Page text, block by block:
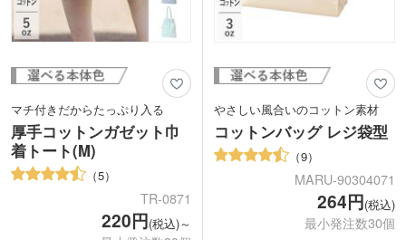
マチ付きだからたっぷり入る
厚手コットンガゼット巾
着トート(M)
5
TR-0871
220円(税込)～
やさしい風合いのコットン素材
コットンバッグ レジ袋型
9
MARU-90304071
264円(税込)
最小発注数30個